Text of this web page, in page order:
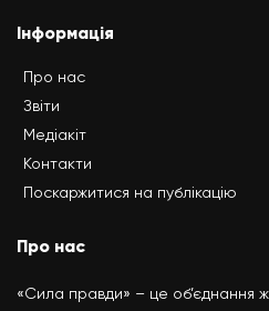
Інформація
Про нас
Звіти
Медіакіт
Контакти
Поскаржитися на публікацію
Про нас
«Сила правди» – це об’єднання